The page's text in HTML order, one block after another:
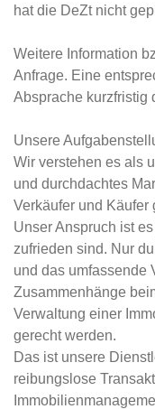
hat die DeZt nicht
Weitere Information
Anfrage. Eine
Absprache kurzfristig
Unsere
Wir verstehen es als
und durchdachtes
Verkäufer und
Unser Anspruch ist
zufrieden sind. Nur
und das umfassende
Zusammenhänge
Verwaltung einer
gerecht werden.
Das ist unsere
reibungslose